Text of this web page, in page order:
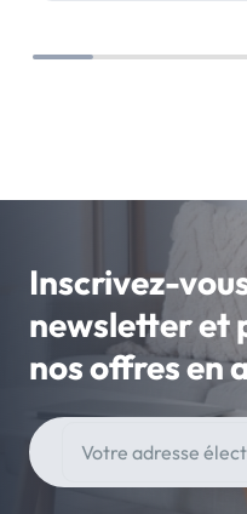
Inscrivez-
newsletter et
nos offres en